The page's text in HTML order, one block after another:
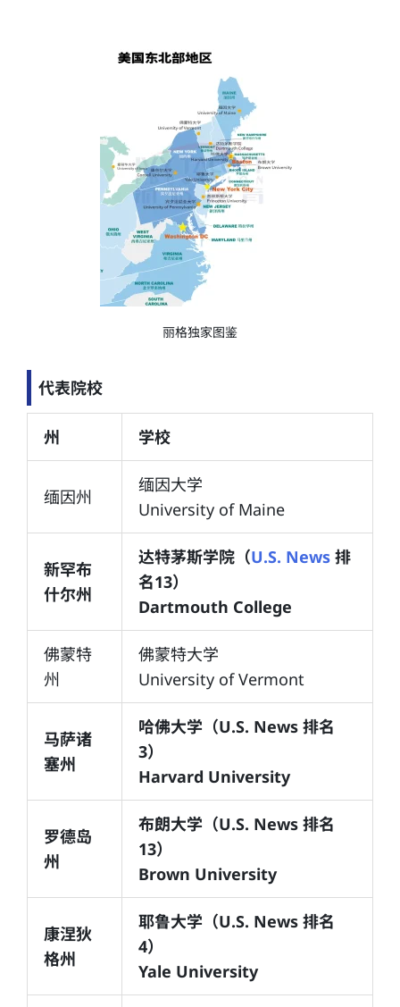
丽格独家图鉴
代表院校
州 学校
缅因州
缅因大学
University of Maine
新罕布
什尔州
达特茅斯学院（U.S. News 排
名13）
Dartmouth College
佛蒙特
州
佛蒙特大学
University of Vermont
马萨诸
塞州
哈佛大学（U.S. News 排名
3）
Harvard University
罗德岛
州
布朗大学（U.S. News 排名
13）
Brown University
康涅狄
格州
耶鲁大学（U.S. News 排名
4）
Yale University